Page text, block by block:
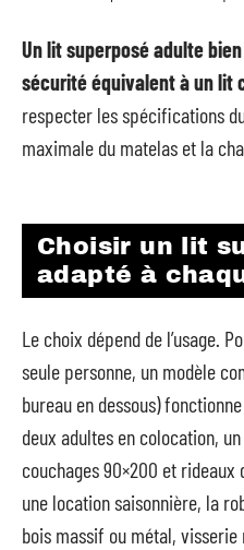
Un lit superposé adulte
sécurité équivalent à un lit
respecter les spécifications
maximale du matelas et la
Choisir un lit
adapté à
Le choix dépend de l’usage.
seule personne, un modèle
bureau en dessous)
deux adultes en colocation,
couchages 90×200 et
une location saisonnière, la
bois massif ou métal,